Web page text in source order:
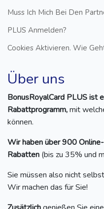
Muss Ich Mich Bei Den
PLUS Anmelden?
Cookies Aktivieren. Wie
Über uns
BonusRoyalCard PLUS ist
Rabattprogramm,mit
können.
Wir haben über 900
Rabatten (bis zu 35% und
Sie müssen also nicht
Wir machen das für Sie!